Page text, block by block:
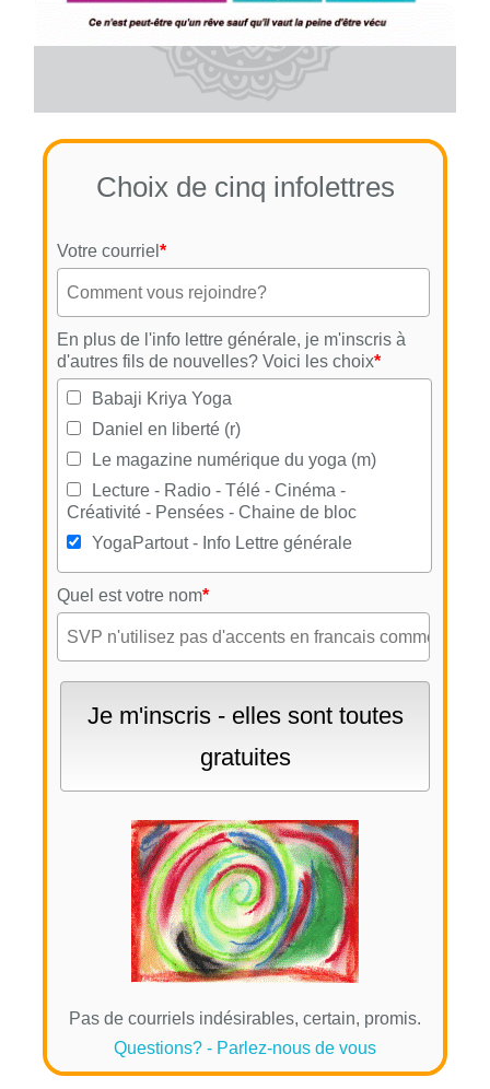
Choix de cinq infolettres
Votre courriel *
En plus de l'info lettre générale, je m'inscris à
d'autres fils de nouvelles? Voici les choix*
Babaji Kriya Yoga
Daniel en liberté (r)
Le magazine numérique du yoga (m)
Lecture - Radio - Télé - Cinéma -
Créativité - Pensées - Chaine de bloc
YogaPartout - Info Lettre générale
Quel est votre nom*
Pas de courriels indésirables, certain, promis.
Questions? - Parlez-nous de vous